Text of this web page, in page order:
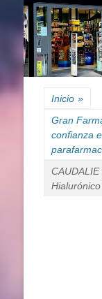
Inicio »
Gran
confianza